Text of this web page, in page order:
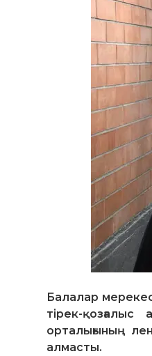
Балалар
тірек-
орталығының
алмасты.